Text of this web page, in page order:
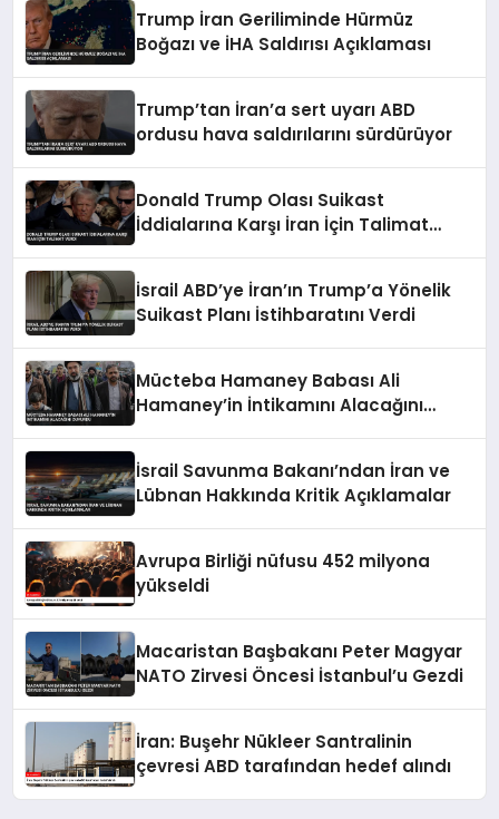
Trump İran Geriliminde Hürmüz
Boğazı ve İHA Saldırısı Açıklaması
Trump’tan İran’a sert uyarı ABD
ordusu hava saldırılarını sürdürüyor
Donald Trump Olası Suikast
İddialarına Karşı İran İçin Talimat
İsrail ABD’ye İran’ın Trump’a Yönelik
Suikast Planı İstihbaratını Verdi
Mücteba Hamaney Babası Ali
Hamaney’in İntikamını Alacağını
İsrail Savunma Bakanı’ndan İran ve
Lübnan Hakkında Kritik Açıklamalar
Avrupa Birliği nüfusu 452 milyona
yükseldi
Macaristan Başbakanı Peter Magyar
NATO Zirvesi Öncesi İstanbul’u Gezdi
İran: Buşehr Nükleer Santralinin
çevresi ABD tarafından hedef alındı